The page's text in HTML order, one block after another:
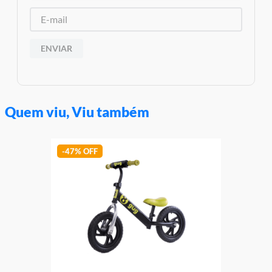
ENVIAR
Quem viu, Viu também
-47%